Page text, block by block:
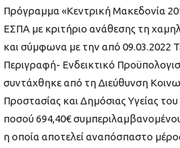
Πρόγραμμα «Κεντρική Μακεδονία
ΕΣΠA με κριτήριο ανάθεσης τη
και σύμφωνα με την από 09.03.2022
Περιγραφή- Ενδεικτικό
συντάχθηκε από τη Διεύθυνση
Προστασίας και Δημόσιας Υγείας
ποσού 694,40€
η οποία αποτελεί αναπόσπαστο